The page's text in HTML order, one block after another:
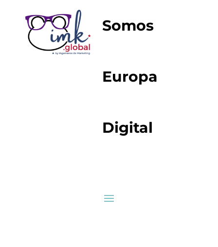
Somos
Europa
Digital